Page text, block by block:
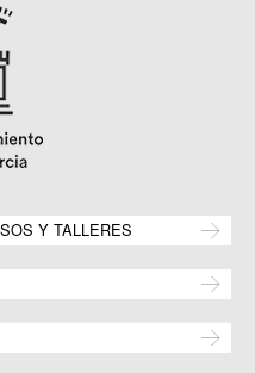
Y TALLERES